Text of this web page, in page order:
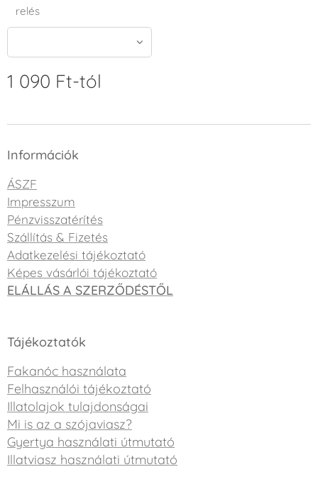
relés
1 090 Ft-tól
Információk
ÁSZF
Impresszum
Pénzvisszatérítés
Szállítás & Fizetés
Adatkezelési tájékoztató
Képes vásárlói tájékoztató
ELÁLLÁS A SZERZŐDÉSTŐL
Tájékoztatók
Fakanóc használata
Felhasználói tájékoztató
Illatolajok tulajdonságai
Mi is az a szójaviasz?
Gyertya használati útmutató
Illatviasz használati útmutató